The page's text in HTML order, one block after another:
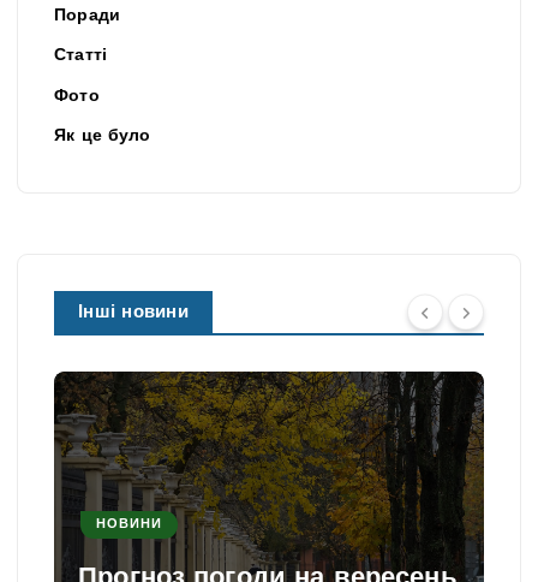
Поради
Статті
Фото
Як це було
Інші новини
НОВИНИ